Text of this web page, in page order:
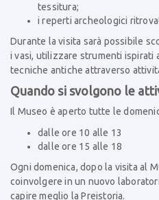
tessitura;
i reperti archeologici
Durante la visita sarà possibile
i vasi, utilizzare strumenti ispirati
tecniche antiche attraverso
Quando si svolgono le
Il Museo è aperto tutte le
dalle ore 10 alle 13
dalle ore 15 alle 18
Ogni domenica, dopo la visita al
coinvolgere in un nuovo
capire meglio la Preistoria.